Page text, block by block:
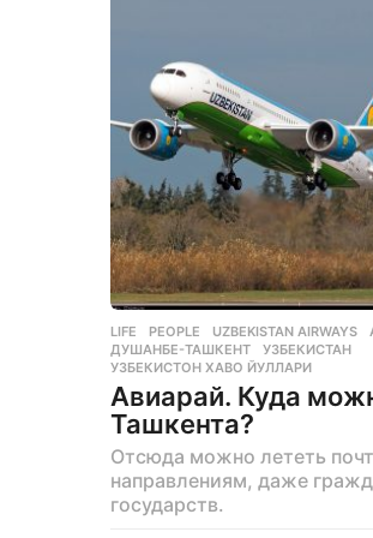
з
а
д
LIFE ,PEOPLE UZBEKISTAN AIRWAYS ,
ДУШАНБЕ-ТАШКЕНТ
,УЗБЕКИСТАН
УЗБЕКИСТОН ХАВО ЙУЛЛАРИ
Авиарай. Куда
Ташкента?
Отсюда можно лететь
направлениям, даже
государств.